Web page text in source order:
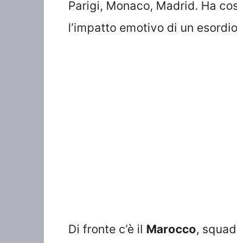
Parigi, Monaco, Madrid. Ha
l’impatto emotivo di un
Di fronte c’è il Marocco,